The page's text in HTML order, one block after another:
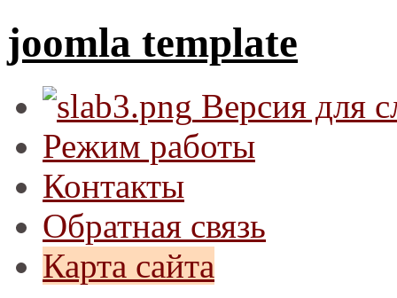
joomla template
Версия для
Режим работы
Контакты
Обратная связь
Карта сайта